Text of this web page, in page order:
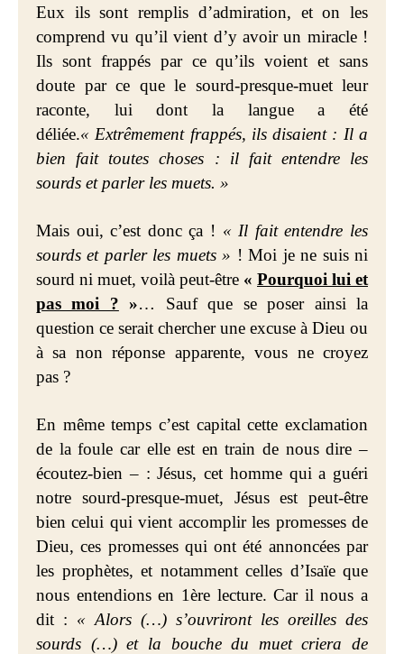
Eux ils sont remplis d’admiration, et on les
comprend vu qu’il vient d’y avoir un miracle !
Ils sont frappés par ce qu’ils voient et sans
doute par ce que le sourd-presque-muet leur
raconte, lui dont la langue a été
déliée.« Extrêmement frappés, ils disaient : Il a
bien fait toutes choses : il fait entendre les
sourds et parler les muets. »
Mais oui, c’est donc ça ! « Il fait entendre les
sourds et parler les muets » ! Moi je ne suis ni
sourd ni muet, voilà peut-être « Pourquoi lui et
pas moi ? »… Sauf que se poser ainsi la
question ce serait chercher une excuse à Dieu ou
à sa non réponse apparente, vous ne croyez
pas ?
En même temps c’est capital cette exclamation
de la foule car elle est en train de nous dire –
écoutez-bien – : Jésus, cet homme qui a guéri
notre sourd-presque-muet, Jésus est peut-être
bien celui qui vient accomplir les promesses de
Dieu, ces promesses qui ont été annoncées par
les prophètes, et notamment celles d’Isaïe que
nous entendions en 1ère lecture. Car il nous a
dit : « Alors (…) s’ouvriront les oreilles des
sourds (…) et la bouche du muet criera de